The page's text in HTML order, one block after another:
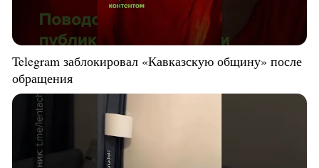
Telegram заблокировал «Кавказскую общину» после
обращения